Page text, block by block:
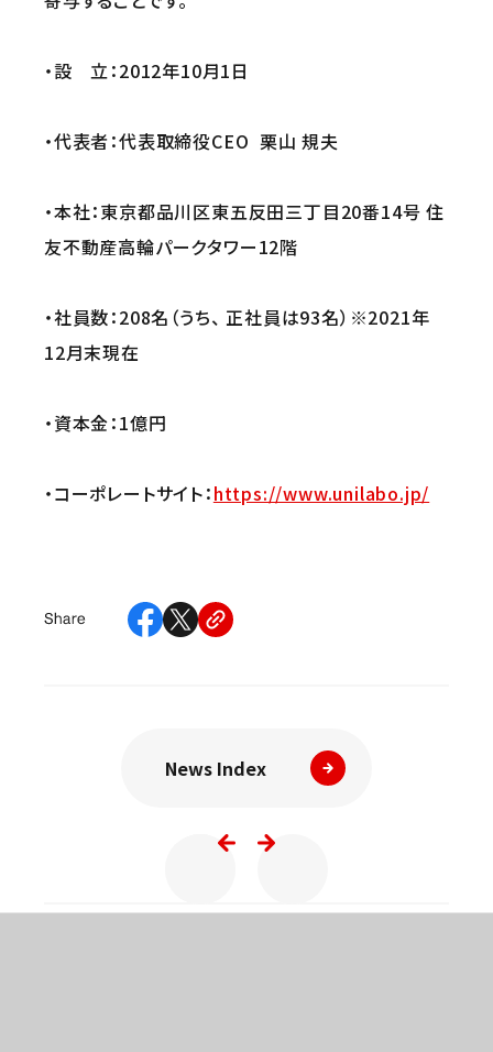
・設 立：2012年10月1日
・代表者：代表取締役CEO 栗山 規夫
・本社：東京都品川区東五反田三丁目20番14号 住
友不動産高輪パークタワー12階
・社員数：208名（うち、 正社員は93名）※2021年
12月末現在
・資本金：1億円
・コーポレートサイト：https://www.unilabo.jp/
News Index